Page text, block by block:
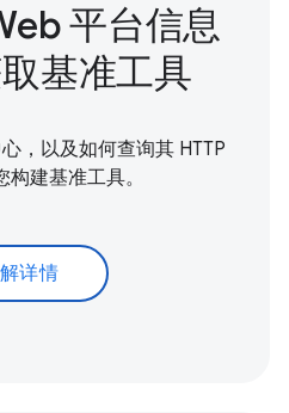
平台信息
基准工具
，以及如何查询其 HTTP
建基准工具。
详情